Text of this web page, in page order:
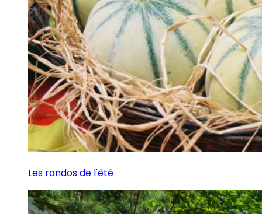
Les randos de l'été